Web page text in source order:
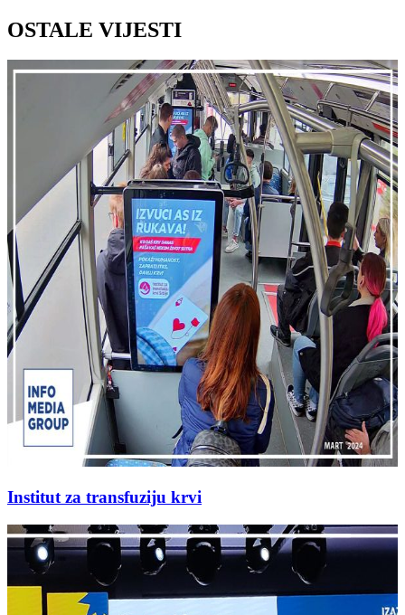
OSTALE VIJESTI
Institut za transfuziju krvi